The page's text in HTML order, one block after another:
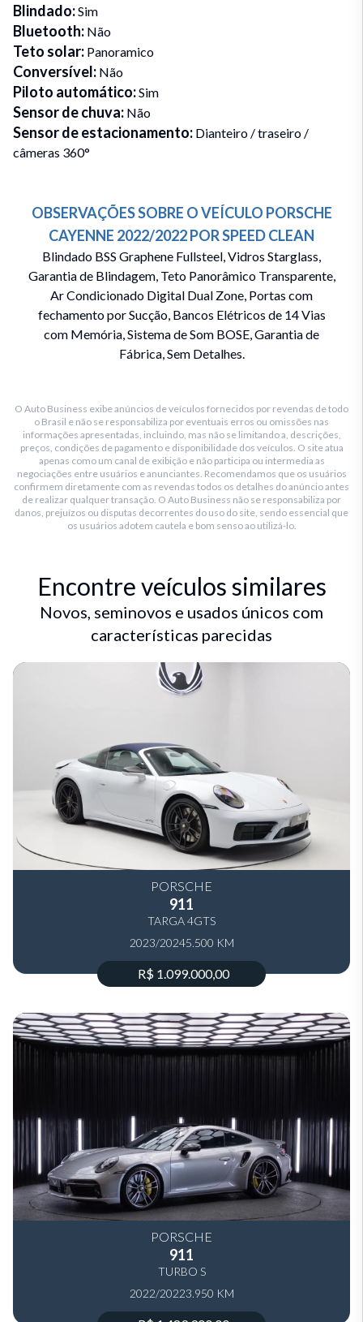
Blindado:Sim
Bluetooth: Não
Teto solar: Panoramico
Conversível: Não
Piloto automático:Sim
Sensor de chuva: Não
Sensor de estacionamento: Dianteiro / traseiro /
câmeras 360°
OBSERVAÇÕES SOBRE O VEÍCULO PORSCHE
CAYENNE 2022/2022PORSPEED CLEAN
Blindado BSS Graphene Fullsteel, Vidros Starglass,
Garantia de Blindagem, Teto Panorâmico Transparente,
Ar Condicionado Digital Dual Zone, Portas com
fechamento por Sucção, Bancos Elétricos de 14 Vias
com Memória, Sistema de Som BOSE, Garantia de
Fábrica, Sem Detalhes.
O Auto Business exibe anúncios de veículos fornecidos por revendas de todo
o Brasil e não se responsabiliza por eventuais erros ou omissões nas
informações apresentadas, incluindo, mas não se limitando a, descrições,
preços, condições de pagamento e disponibilidade dos veículos. O site atua
apenas como um canal de exibição e não participa ou intermedia as
negociações entre usuários e anunciantes. Recomendamos que os usuários
confirmem diretamente com as revendas todos os detalhes do anúncio antes
de realizar qualquer transação. O Auto Business não se responsabiliza por
danos, prejuízos ou disputas decorrentes do uso do site, sendo essencial que
os usuários adotem cautela e bom senso ao utilizá-lo.
Encontre veículos similares
Novos, seminovos e usados únicos com
características parecidas
PORSCHE
911
TARGA 4GTS
2023/20245.500 KM
R$ 1.099.000,00
PORSCHE
911
TURBO S
2022/20223.950 KM